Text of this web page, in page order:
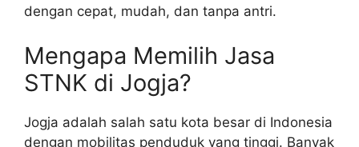
dengan cepat, mudah, dan tanpa antri.
Mengapa Memilih Jasa
STNK di Jogja?
Jogja adalah salah satu kota besar di Indonesia
dengan mobilitas penduduk yang tinggi. Banyak